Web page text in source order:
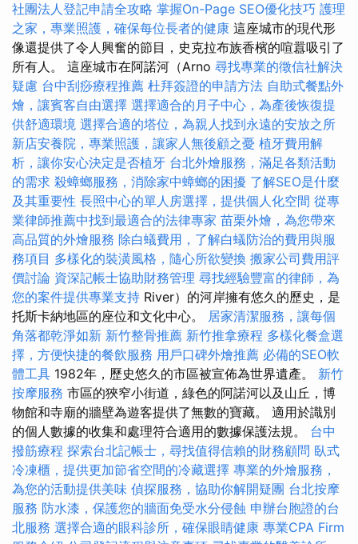
社團法人登記申請全攻略 掌握On-Page SEO優化技巧 護理
之家，專業照護，確保每位長者的健康 這座城市的現代形
像還提供了令人興奮的節目，史克拉布族香檳的喧囂吸引了
所有人。 這座城市在阿諾河（Arno 尋找專業的徵信社解決
疑慮 台中刮痧療程推薦 杜拜簽證的申請方法 自助式餐點外
燴，讓賓客自由選擇 選擇適合的月子中心，為產後恢復提
供舒適環境 選擇合適的塔位，為親人找到永遠的安放之所
新店安養院，專業照護，讓家人無後顧之憂 植牙費用解
析，讓你安心決定是否植牙 台北外燴服務，滿足各類活動
的需求 殺蟑螂服務，消除家中蟑螂的困擾 了解SEO是什麼
及其重要性 長照中心的單人房選擇，提供個人化空間 從專
業律師推薦中找到最適合的法律專家 苗栗外燴，為您帶來
高品質的外燴服務 除白蟻費用，了解白蟻防治的費用與服
務項目 多樣化的裝潢風格，隨心所欲變換 搬家公司費用評
價討論 資深記帳士協助財務管理 尋找經驗豐富的律師，為
您的案件提供專業支持 River）的河岸擁有悠久的歷史，是
托斯卡納地區的座位和文化中心。 居家清潔服務，讓每個
角落都乾淨如新 新竹整骨推薦 新竹推拿療程 多樣化餐盒選
擇，方便快捷的餐飲服務 用戶口碑外燴推薦 必備的SEO軟
體工具 1982年，歷史悠久的市區被宣佈為世界遺產。 新竹
按摩服務 市區的狹窄小街道，綠色的阿諾河以及山丘，博
物館和寺廟的牆壁為遊客提供了無數的寶藏。 適用於識別
的個人數據的收集和處理符合適用的數據保護法規。 台中
撥筋療程 探索台北記帳士，尋找值得信賴的財務顧問 臥式
冷凍櫃，提供更加節省空間的冷藏選擇 專業的外燴服務，
為您的活動提供美味 偵探服務，協助你解開疑團 台北按摩
服務 防水漆，保護您的牆面免受水分侵蝕 申辦台胞證的台
北服務 選擇合適的眼科診所，確保眼睛健康 專業CPA Firm